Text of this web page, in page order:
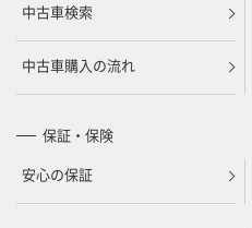
中古車検索
中古車購入の流れ
保証・保険
安心の保証